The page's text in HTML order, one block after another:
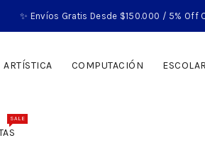
✨ Envíos Gratis Desde $150.000 / 5% Off
ARTÍSTICA COMPUTACIÓN ESCOLAR
SALE